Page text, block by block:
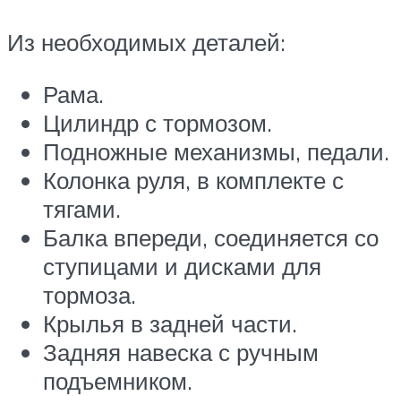
Из необходимых деталей:
Рама.
Цилиндр с тормозом.
Подножные механизмы, педали.
Колонка руля, в комплекте с
тягами.
Балка впереди, соединяется со
ступицами и дисками для
тормоза.
Крылья в задней части.
Задняя навеска с ручным
подъемником.